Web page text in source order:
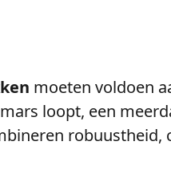
moeten voldoen
loopt, een